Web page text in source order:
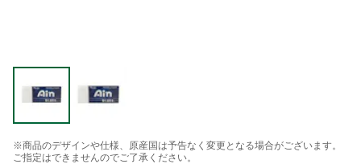
※商品のデザインや仕様、原産国は予告なく変更となる場合がございます。
ご指定はできませんのでご了承ください。